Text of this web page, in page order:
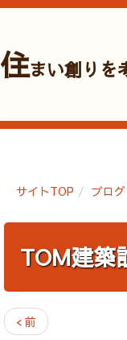
住まい創りを
サイトTOP ブログ
TOM建築
< 前